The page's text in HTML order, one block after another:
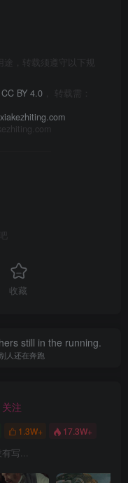
途，转载须遵守以下规
CC BY 4.0 ， 转载需：
收藏
YOURSELF only.
赛
关注
1.3W+ 17.3W+
写...